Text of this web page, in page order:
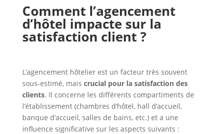
Comment l’agencement
d’hôtel impacte sur la
satisfaction client ?
L’agencement hôtelier est un facteur très souvent
sous-estimé, mais crucial pour la satisfaction des
clients. Il concerne les différents compartiments de
l’établissement (chambres d’hôtel, hall d’accueil,
banque d’accueil, salles de bains, etc.) et a une
influence significative sur les aspects suivants :